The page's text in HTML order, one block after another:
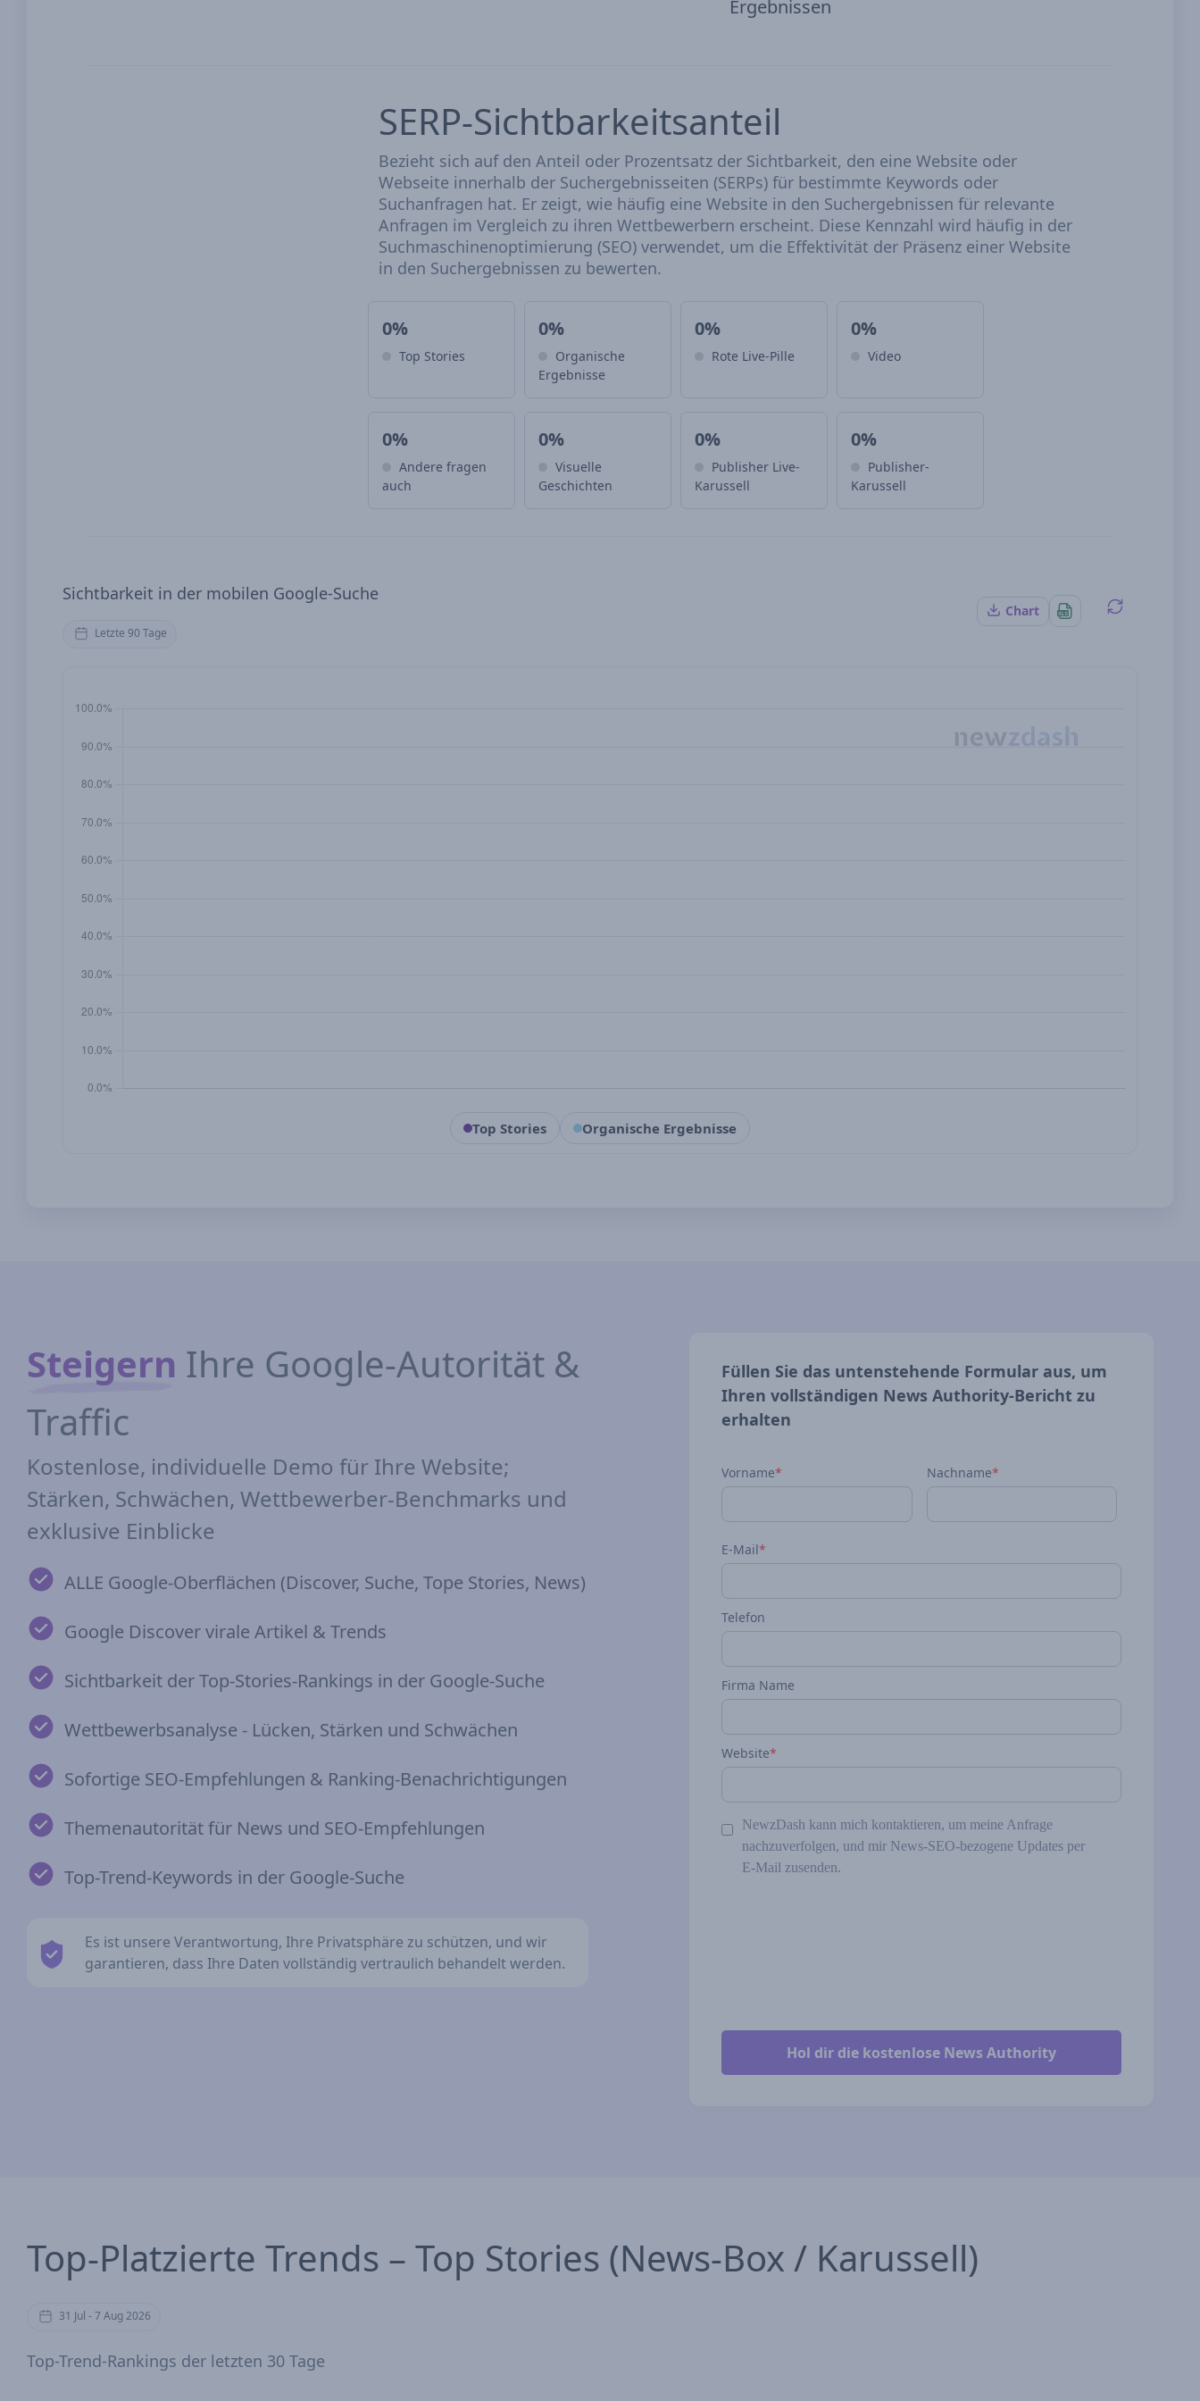
Ergebnissen
SERP-Sichtbarkeitsanteil
Bezieht sich auf den Anteil oder Prozentsatz der Sichtbarkeit, den eine Website oder
Webseite innerhalb der Suchergebnisseiten (SERPs) für bestimmte Keywords oder
Suchanfragen hat. Er zeigt, wie häufig eine Website in den Suchergebnissen für relevante
Anfragen im Vergleich zu ihren Wettbewerbern erscheint. Diese Kennzahl wird häufig in der
Suchmaschinenoptimierung (SEO) verwendet, um die Effektivität der Präsenz einer Website
in den Suchergebnissen zu bewerten.
0%
Top Stories
0%
Organische
Ergebnisse
0%
Rote Live-Pille
0%
Video
0%
Andere fragen
auch
0%
Visuelle
Geschichten
0%
Publisher Live-
Karussell
0%
Publisher-
Karussell
Sichtbarkeit in der mobilen Google-Suche
Letzte 90 Tage
Chart
Top Stories Organische Ergebnisse
Steigern Ihre Google-Autorität &
Traffic
Kostenlose, individuelle Demo für Ihre Website;
Stärken, Schwächen, Wettbewerber-Benchmarks und
exklusive Einblicke
ALLE Google-Oberflächen (Discover, Suche, Tope Stories, News)
Google Discover virale Artikel & Trends
Sichtbarkeit der Top-Stories-Rankings in der Google-Suche
Wettbewerbsanalyse - Lücken, Stärken und Schwächen
Sofortige SEO-Empfehlungen & Ranking-Benachrichtigungen
Themenautorität für News und SEO-Empfehlungen
Top-Trend-Keywords in der Google-Suche
Es ist unsere Verantwortung, Ihre Privatsphäre zu schützen, und wir
garantieren, dass Ihre Daten vollständig vertraulich behandelt werden.
Füllen Sie das untenstehende Formular aus, um
Ihren vollständigen News Authority-Bericht zu
erhalten
Vorname* Nachname*
E-Mail*
Telefon
Firma Name
Website*
NewzDash kann mich kontaktieren, um meine Anfrage
nachzuverfolgen, und mir News‑SEO-bezogene Updates per
E‑Mail zusenden.
Top-Platzierte Trends – Top Stories (News-Box / Karussell)
31 Jul - 7 Aug 2026
Top-Trend-Rankings der letzten 30 Tage